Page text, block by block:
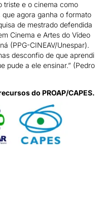
triste e o cinema como
agora ganha o formato
de mestrado defendida
Cinema e Artes do Vídeo
(PPG-CINEAV/Unespar).
desconfio de que aprendi
pude a ele ensinar.” (Pedro
do PROAP/CAPES.